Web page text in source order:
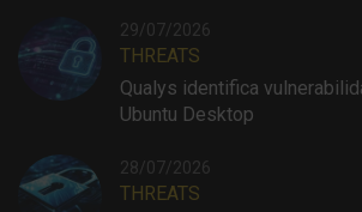
29/07/2026
THREATS
Qualys identifica
Ubuntu Desktop
28/07/2026
THREATS